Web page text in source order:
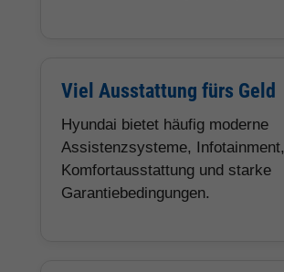
Viel Ausstattung fürs Geld
Hyundai bietet häufig moderne
Assistenzsysteme, Infotainment,
Komfortausstattung und starke
Garantiebedingungen.